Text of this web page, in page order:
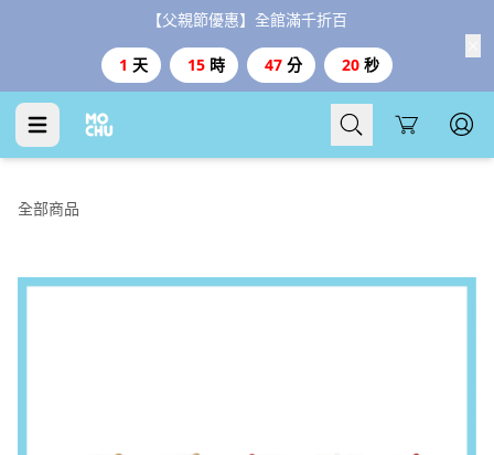
【父親節優惠】全館滿千折百
1 天 15 時 47 分 20 秒
Cart
全部商品